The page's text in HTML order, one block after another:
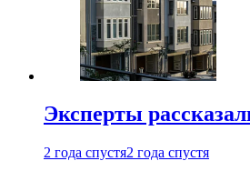
Эксперты
2 года спустя2 года спустя